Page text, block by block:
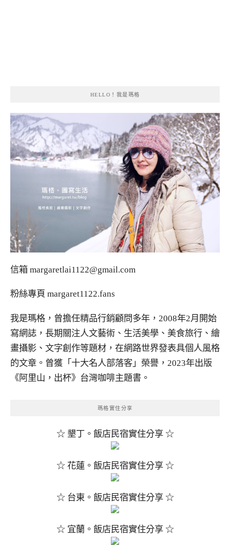
HELLO！我是瑪格
信箱 margaretlai1122@gmail.com
粉絲專頁 margaret1122.fans
我是瑪格，曾擔任精品行銷顧問多年，2008年2月開始
寫網誌，長期關注人文藝術、生活美學、美食旅行、繪
畫攝影、文字創作等題材，在網路世界發表具個人風格
的文章。曾獲「十大名人部落客」榮譽，2023年出版
《阿里山，出杯》台灣咖啡主題書。
瑪格實住分享
☆ 墾丁。飯店民宿實住分享 ☆
☆ 花蓮。飯店民宿實住分享 ☆
☆ 台東。飯店民宿實住分享 ☆
☆ 宜蘭。飯店民宿實住分享 ☆